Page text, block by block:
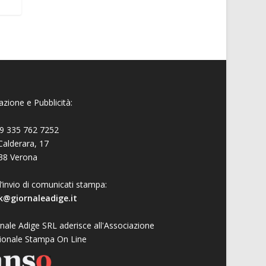
e Pubblicità:
335 762 7252
17
Verona
di comunicati stampa:
Adige SRL aderisce all'Associazione
Stampa On Line